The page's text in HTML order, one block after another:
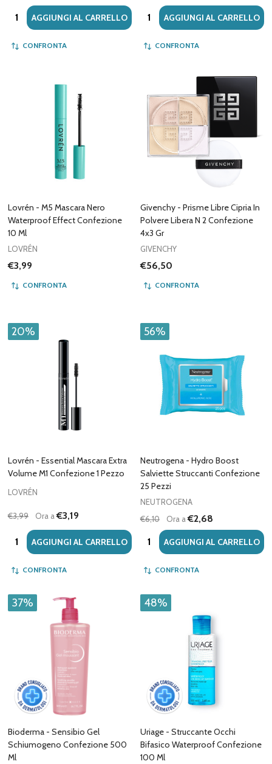
Quantità:AGGIUNGI AL CARRELLO
CONFRONTA
Quantità:AGGIUNGI AL CARRELLO
CONFRONTA
Lovrén - M5 Mascara Nero
Waterproof Effect Confezione
10 Ml
LOVRÉN
€3,99
CONFRONTA
Givenchy - Prisme Libre Cipria In
Polvere Libera N 2 Confezione
4x3 Gr
GIVENCHY
€56,50
CONFRONTA
20%
Lovrén - Essential Mascara Extra
Volume M1 Confezione 1 Pezzo
LOVRÉN
€3,99 Ora a€3,19
Quantità:AGGIUNGI AL CARRELLO
CONFRONTA
56%
Neutrogena - Hydro Boost
Salviette Struccanti Confezione
25 Pezzi
NEUTROGENA
€6,10
Ora a€2,68
Quantità:AGGIUNGI AL CARRELLO
CONFRONTA
37%
Bioderma - Sensibio Gel
Schiumogeno Confezione 500
Ml
48%
Uriage - Struccante Occhi
Bifasico Waterproof Confezione
100 Ml